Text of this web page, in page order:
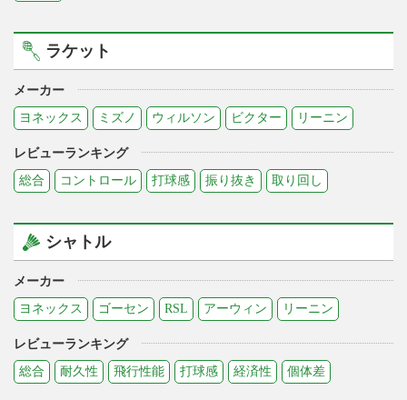
ラケット
メーカー
ヨネックス
ミズノ ウィルソン ビクター リーニン
レビューランキング
総合
コントロール 打球感 振り抜き 取り回し
シャトル
メーカー
ヨネックス
ゴーセン RSL アーウィン リーニン
レビューランキング
総合
耐久性 飛行性能 打球感 経済性 個体差